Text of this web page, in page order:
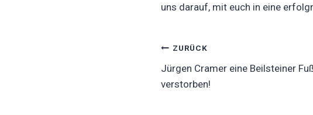
uns darauf, mit euch in eine
Beitragsnavigation
ZURÜCK
Jürgen Cramer eine Beilsteiner
verstorben!